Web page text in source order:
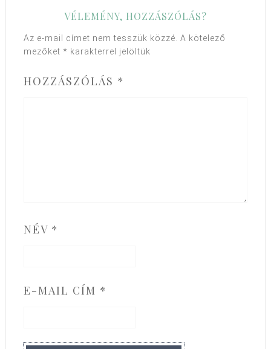
VÉLEMÉNY, HOZZÁSZÓLÁS?
Az e-mail címet nem tesszük közzé. A kötelező
mezőket * karakterrel jelöltük
HOZZÁSZÓLÁS *
NÉV *
E-MAIL CÍM *